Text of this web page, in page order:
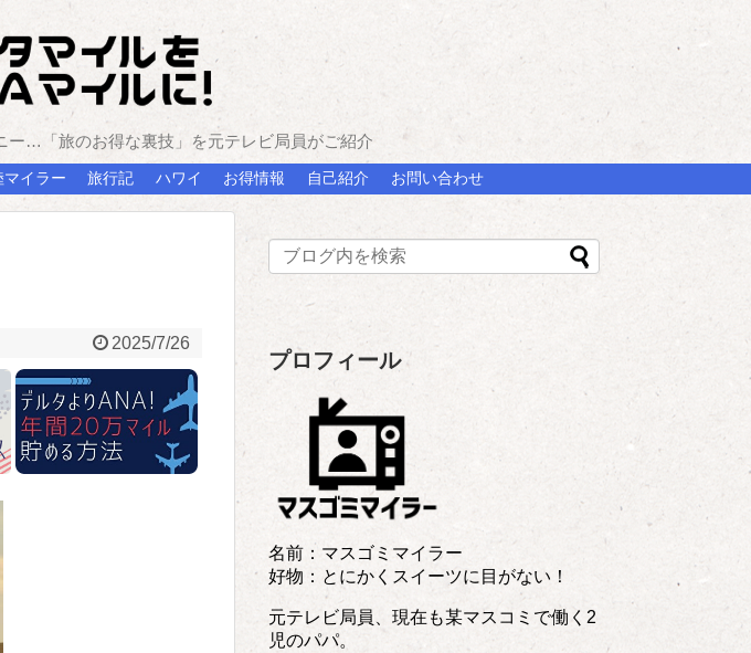
ー…「旅のお得な裏技」を元テレビ局員がご紹介
マイラー 旅行記 ハワイ お得情報 自己紹介 お問い合わせ
2025/7/26
プロフィール
名前：マスゴミマイラー
好物：とにかくスイーツに目がない！
元テレビ局員、現在も某マスコミで働く2
児のパパ。